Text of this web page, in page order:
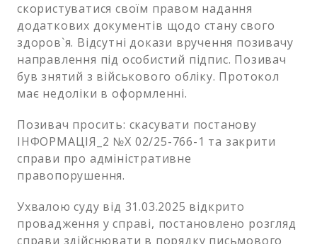
скористуватися своїм правом надання
додаткових документів щодо стану свого
здоров`я. Відсутні докази вручення позивачу
направлення під особистий підпис. Позивач
був знятий з військового обліку. Протокол
має недоліки в оформленні.
Позивач просить: скасувати постанову
ІНФОРМАЦІЯ_2 №Х 02/25-766-1 та закрити
справи про адміністративне
правопорушення.
Ухвалою суду від 31.03.2025 відкрито
провадження у справі, постановлено розгляд
справи здійснювати в порядку письмового